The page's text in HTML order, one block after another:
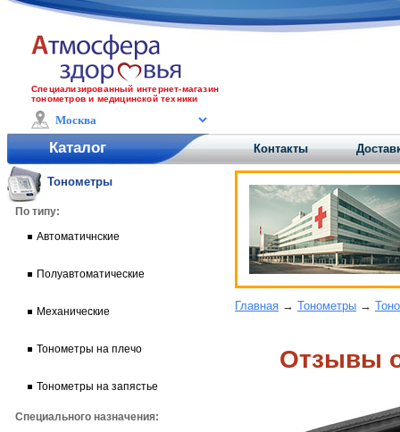
Специализированный интернет-магазин
тонометров и медицинской техники
Каталог Контакты
Тонометры
По типу:
Автоматичнские
Полуавтоматические
Механические
Тонометры на плечо
Тонометры на запястье
Специального назначения:
Главная → Тонометры →
Отзывы